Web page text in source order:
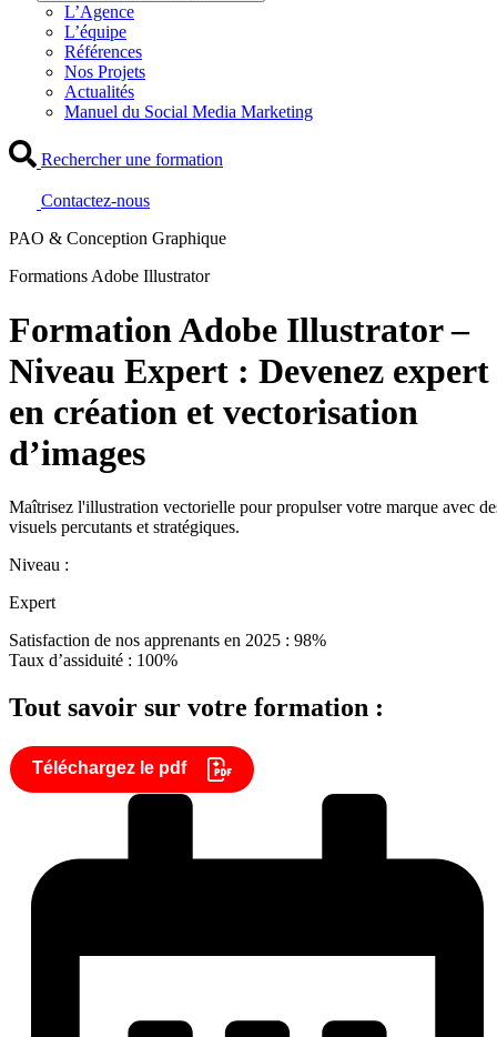
L’Agence
L’équipe
Références
Nos Projets
Actualités
Manuel du Social Media Marketing
Rechercher une formation
Contactez-nous
PAO & Conception Graphique
Formations Adobe Illustrator
Formation Adobe Illustrator –
Niveau Expert : Devenez expert
en création et vectorisation
d’images
Maîtrisez l'illustration vectorielle pour propulser votre marque avec
visuels percutants et stratégiques.
Niveau :
Expert
Satisfaction de nos apprenants en 2025 : 98%
Taux d’assiduité : 100%
Tout savoir sur votre formation :
Téléchargez le pdf